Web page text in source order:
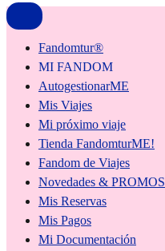
Fandomtur®
MI FANDOM
AutogestionarME
Mis Viajes
Mi próximo viaje
Tienda FandomturME!
Fandom de Viajes
Novedades & PROMOS
Mis Reservas
Mis Pagos
Mi Documentación